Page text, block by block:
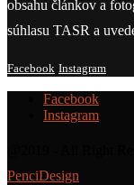
obsahu článkov a
súhlasu TASR a
Facebook Instagram
Facebook
Instagram
PenciDesign